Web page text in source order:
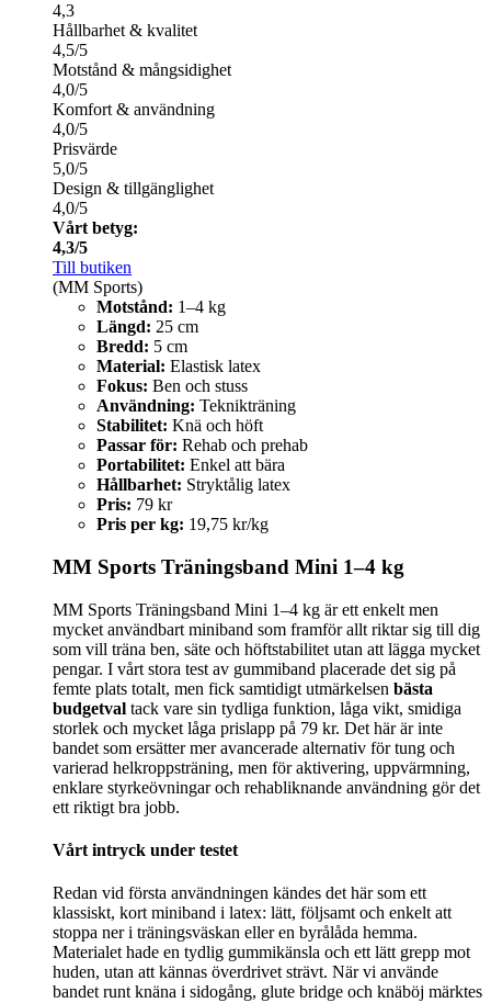
4,3
Hållbarhet & kvalitet
4,5/5
Motstånd & mångsidighet
4,0/5
Komfort & användning
4,0/5
Prisvärde
5,0/5
Design & tillgänglighet
4,0/5
Vårt betyg:
4,3/5
Till butiken
(MM Sports)
Motstånd: 1–4 kg
Längd: 25 cm
Bredd: 5 cm
Material: Elastisk latex
Fokus: Ben och stuss
Användning: Teknikträning
Stabilitet: Knä och höft
Passar för: Rehab och prehab
Portabilitet: Enkel att bära
Hållbarhet: Stryktålig latex
Pris: 79 kr
Pris per kg: 19,75 kr/kg
MM Sports Träningsband Mini 1–4 kg
MM Sports Träningsband Mini 1–4 kg är ett enkelt men
mycket användbart miniband som framför allt riktar sig till dig
som vill träna ben, säte och höftstabilitet utan att lägga mycket
pengar. I vårt stora test av gummiband placerade det sig på
femte plats totalt, men fick samtidigt utmärkelsen bästa
budgetval tack vare sin tydliga funktion, låga vikt, smidiga
storlek och mycket låga prislapp på 79 kr. Det här är inte
bandet som ersätter mer avancerade alternativ för tung och
varierad helkroppsträning, men för aktivering, uppvärmning,
enklare styrkeövningar och rehabliknande användning gör det
ett riktigt bra jobb.
Vårt intryck under testet
Redan vid första användningen kändes det här som ett
klassiskt, kort miniband i latex: lätt, följsamt och enkelt att
stoppa ner i träningsväskan eller en byrålåda hemma.
Materialet hade en tydlig gummikänsla och ett lätt grepp mot
huden, utan att kännas överdrivet strävt. När vi använde
bandet runt knäna i sidogång, glute bridge och knäböj märktes